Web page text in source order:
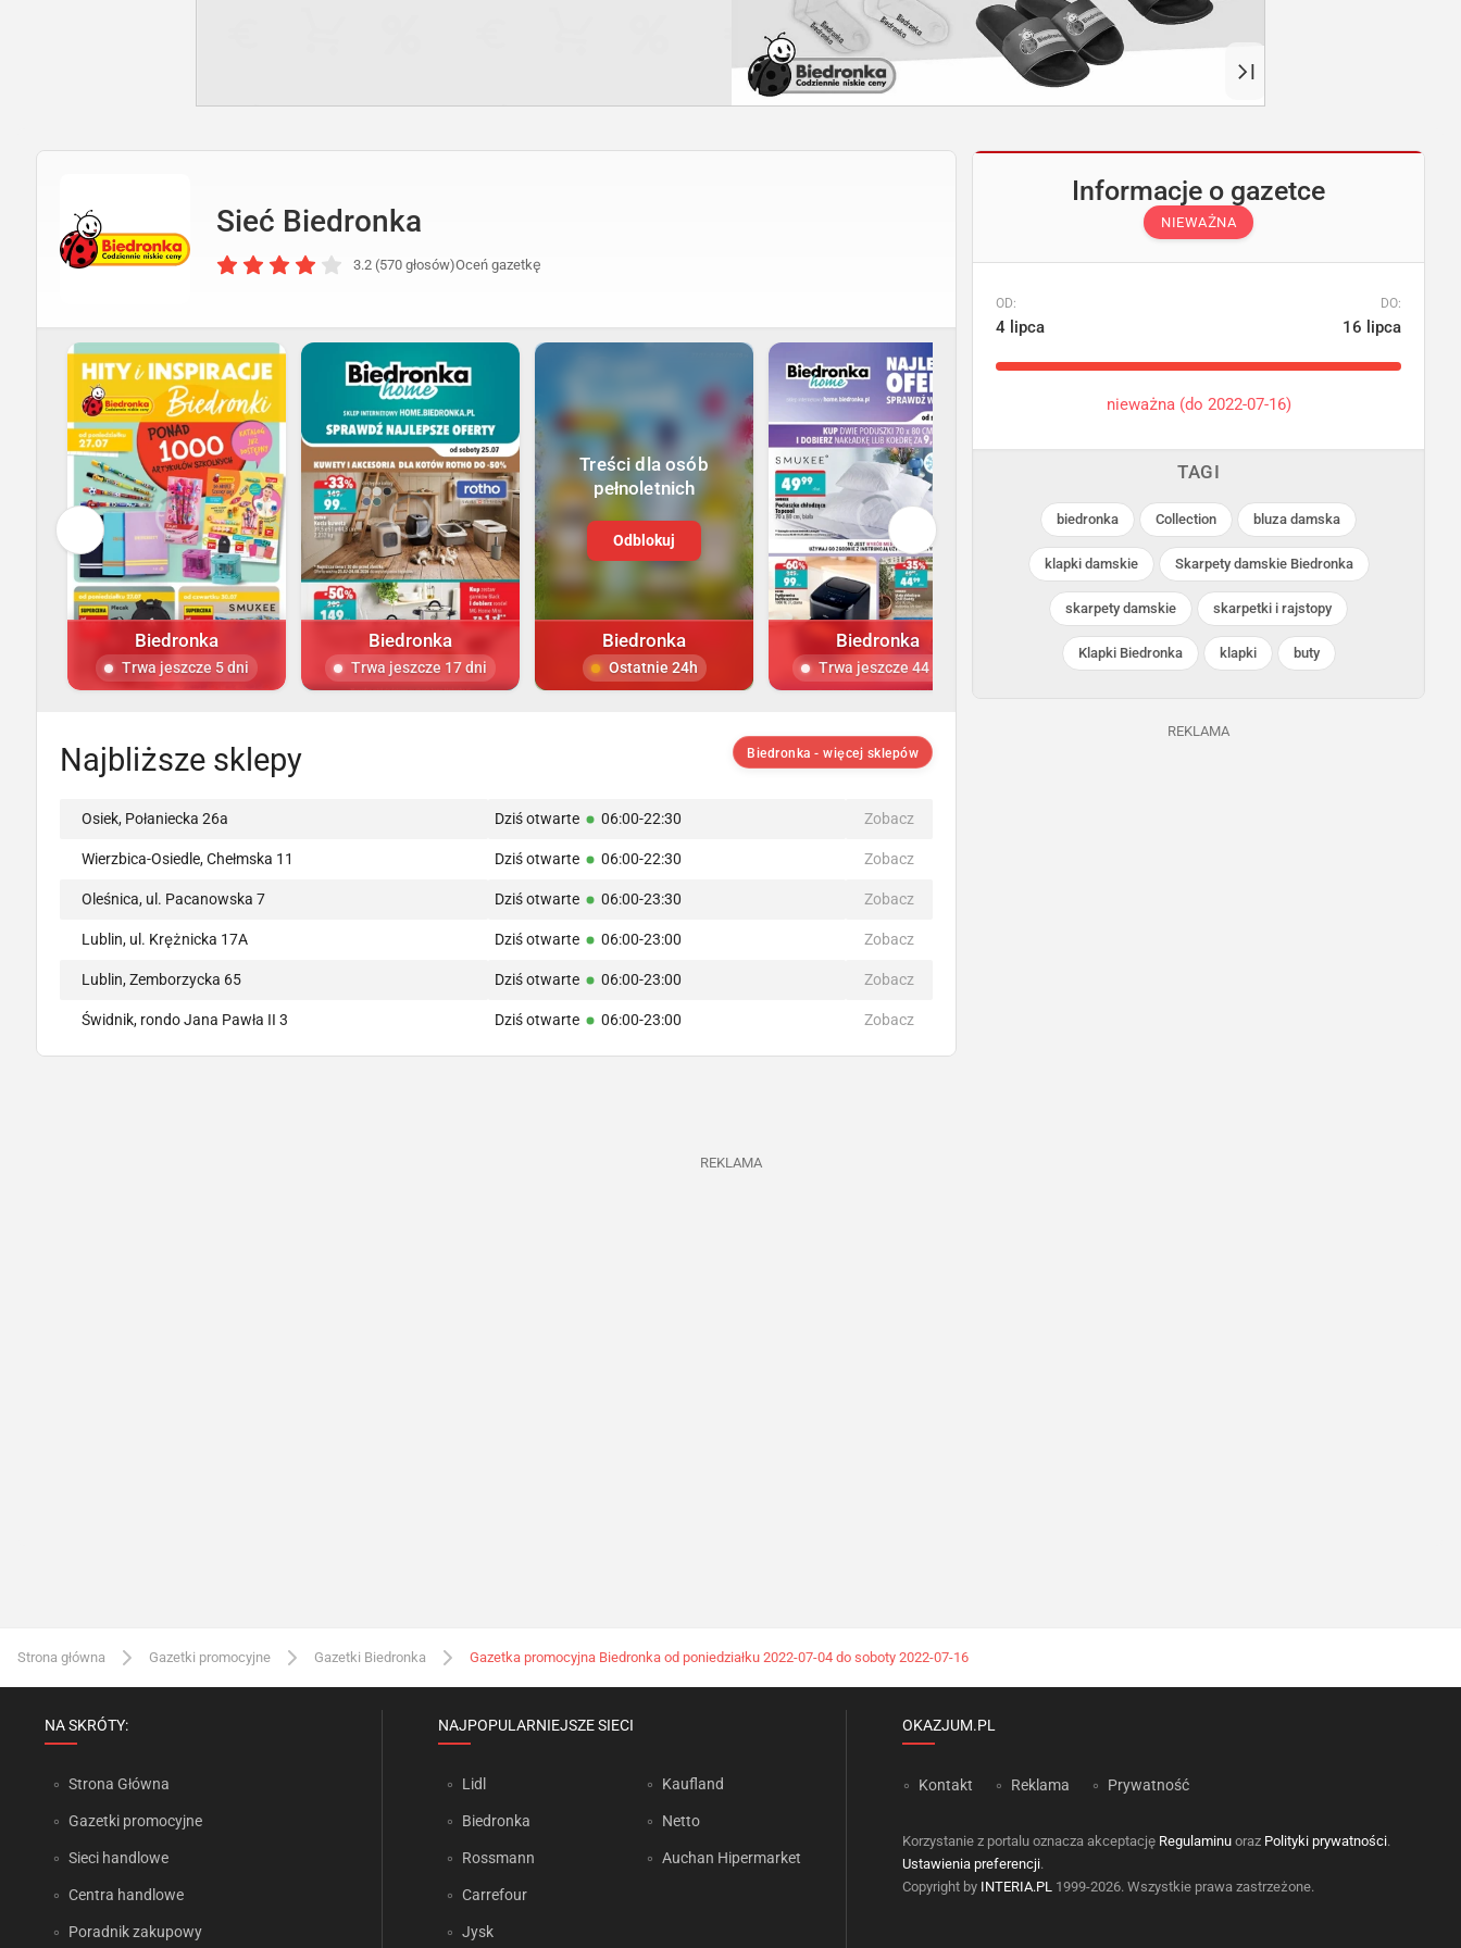
Sieć Biedronka
3.2 (570 głosów)Oceń gazetkę
Biedronka
Trwa jeszcze 5 dni
Biedronka
Trwa jeszcze 17 dni
Treści dla osób
pełnoletnich
Odblokuj
Biedronka
Ostatnie 24h
Biedronka
Trwa jeszcze 44 dni
Biedronka
Trwa jeszcze 8 dni
Biedronka
Trwa jeszcze 12 dni
Najbliższe sklepy Biedronka - więcej sklepów
Osiek, Połaniecka 26a Dziś otwarte 06:00-22:30 Zobacz
Wierzbica-Osiedle, Chełmska 11 Dziś otwarte 06:00-22:30 Zobacz
Oleśnica, ul. Pacanowska 7 Dziś otwarte 06:00-23:30 Zobacz
Lublin, ul. Krężnicka 17A Dziś otwarte 06:00-23:00 Zobacz
Lublin, Zemborzycka 65 Dziś otwarte 06:00-23:00 Zobacz
Świdnik, rondo Jana Pawła II 3 Dziś otwarte 06:00-23:00 Zobacz
Informacje o gazetce
NIEWAŻNA
OD:
4 lipca
DO:
16 lipca
nieważna (do 2022-07-16)
TAGI
biedronka Collection bluza damska
klapki damskie Skarpety damskie Biedronka
skarpety damskie skarpetki i rajstopy
Klapki Biedronka klapki buty
REKLAMA
REKLAMA
Strona główna Gazetki promocyjne Gazetki Biedronka Gazetka promocyjna Biedronka od poniedziałku 2022-07-04 do soboty 2022-07-16
NA SKRÓTY:
Strona Główna
Gazetki promocyjne
Sieci handlowe
Centra handlowe
Poradnik zakupowy
NAJPOPULARNIEJSZE SIECI
Lidl
Biedronka
Rossmann
Carrefour
Jysk
Kaufland
Netto
Auchan Hipermarket
OKAZJUM.PL
Kontakt Reklama Prywatność
Korzystanie z portalu oznacza akceptację Regulaminu oraz Polityki prywatności.
Ustawienia preferencji.
Copyright by INTERIA.PL 1999-2026. Wszystkie prawa zastrzeżone.